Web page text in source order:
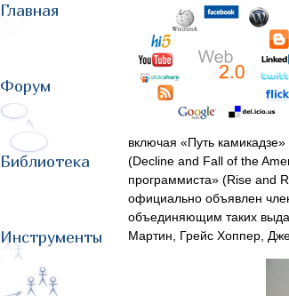
Главная
Форум
Библиотека
Инструменты
включая «Путь
(Decline and Fall of the
программиста» (Rise and
официально объявлен
объединяющим таких
Мартин, Грейс Хоппер,